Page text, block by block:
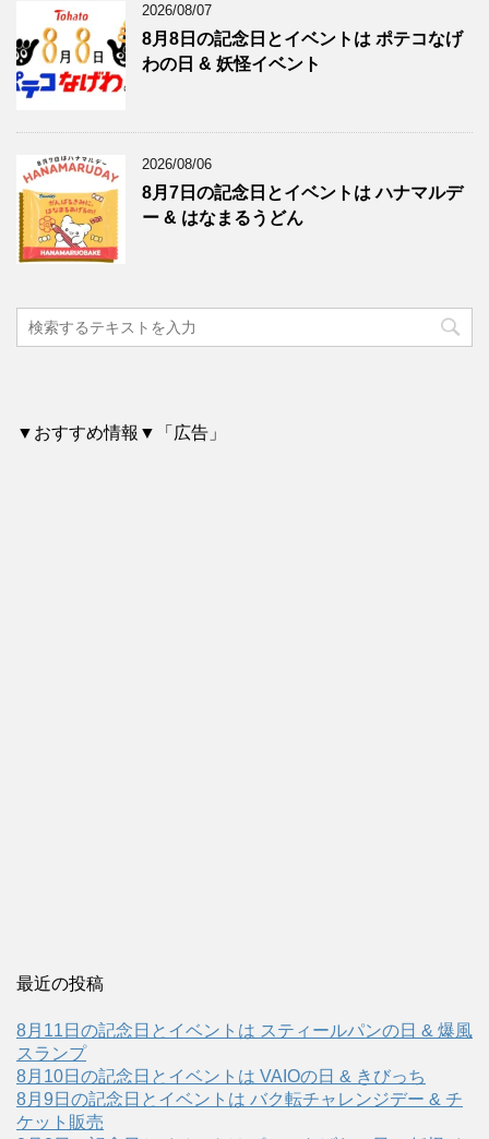
2026/08/07
8月8日の記念日とイベントは ポテコなげ
わの日 & 妖怪イベント
2026/08/06
8月7日の記念日とイベントは ハナマルデ
ー & はなまるうどん
▼おすすめ情報▼「広告」
最近の投稿
8月11日の記念日とイベントは スティールパンの日 & 爆風
スランプ
8月10日の記念日とイベントは VAIOの日 & きびっち
8月9日の記念日とイベントは バク転チャレンジデー & チ
ケット販売